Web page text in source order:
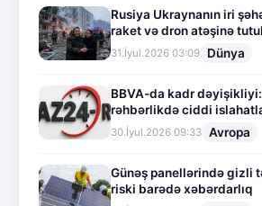
Rusiya Ukraynanın iri
raket və dron atəşinə
31.İyul.2026 03:09 Dünya
BBVA-da kadr
rəhbərlikdə ciddi
30.İyul.2026 09:33 Avropa
Günəş panellərində gizli
riski barədə xəbərdarlıq